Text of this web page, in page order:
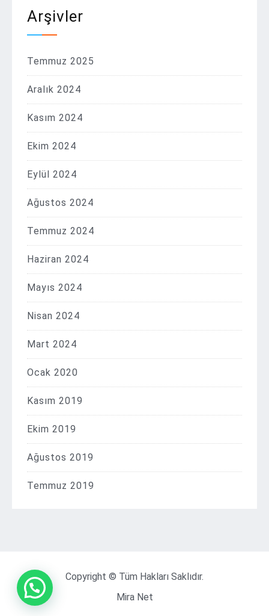
Arşivler
Temmuz 2025
Aralık 2024
Kasım 2024
Ekim 2024
Eylül 2024
Ağustos 2024
Temmuz 2024
Haziran 2024
Mayıs 2024
Nisan 2024
Mart 2024
Ocak 2020
Kasım 2019
Ekim 2019
Ağustos 2019
Temmuz 2019
Copyright © Tüm Hakları Saklıdır.
Mira Net